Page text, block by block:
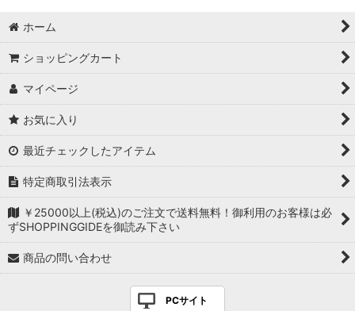
ホーム
ショッピングカート
マイページ
お気に入り
最近チェックしたアイテム
特定商取引法表示
￥25000以上(税込)のご注文で送料無料！御利用のお客様は必
ずSHOPPINGGIDEを御読み下さい
商品の問い合わせ
PCサイト